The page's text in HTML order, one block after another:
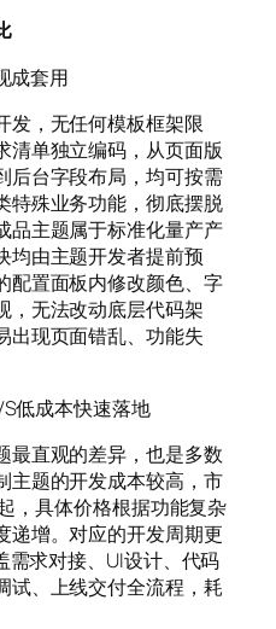
成套用
发，无任何模板框架限
清单独立编码，从页面版
后台字段布局，均可按需
特殊业务功能，彻底摆脱
品主题属于标准化量产产
均由主题开发者提前预
配置面板内修改颜色、字
，无法改动底层代码架
出现页面错乱、功能失
低成本快速落地
最直观的差异，也是多数
主题的开发成本较高，市
，具体价格根据功能复杂
递增。对应的开发周期更
需求对接、UI设计、代码
试、上线交付全流程，耗